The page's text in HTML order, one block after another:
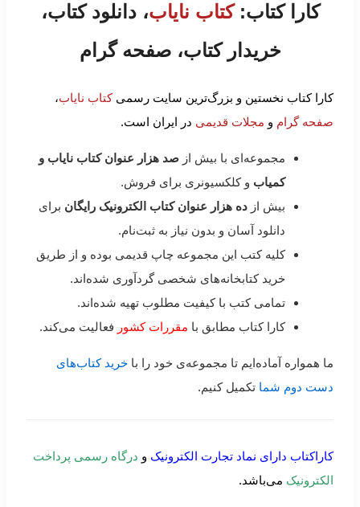
کارا کتاب:کتاب نایاب، دانلود کتاب،
خریدار کتاب، صفحه گرام
کارا کتاب نخستین و بزرگ‌ترین سایت رسمیکتاب نایاب،
صفحه گرام و مجلات قدیمی در ایران است.
مجموعه‌ای با بیش از صد هزار عنوان کتاب نایاب و
کمیاب و کلکسیونری برای فروش.
بیش از ده هزار عنوان کتاب الکترونیک رایگان برای
دانلود آسان و بدون نیاز به ثبت‌نام.
کلیه کتب این مجموعه چاپ قدیمی بوده و از طریق
خرید کتابخانه‌های شخصی گردآوری شده‌اند.
تمامی کتب با کیفیت مطلوب تهیه شده‌اند.
کارا کتاب مطابق با مقررات کشور فعالیت می‌کند.
ما همواره آماده‌ایم تا مجموعه‌ی خود را با خرید کتاب‌های
دست دوم شما تکمیل کنیم.
کاراکتاب دارای نماد تجارت الکترونیک و درگاه رسمی پرداخت
الکترونیک می‌باشد.